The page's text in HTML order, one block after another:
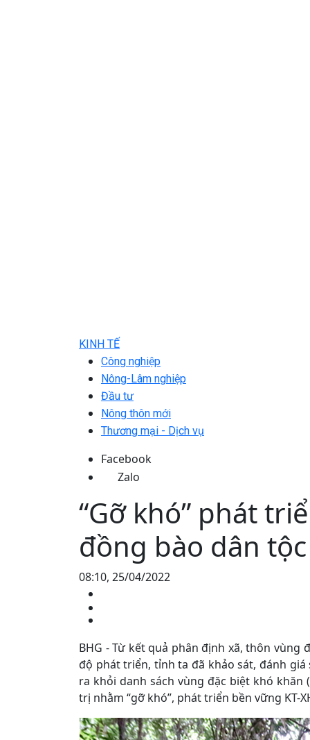
KINH TẾ
Công nghiệp
Nông-Lâm nghiệp
Đầu tư
Nông thôn mới
Thương mại - Dịch vụ
Facebook
Zalo
“Gỡ khó” phát
đồng bào dân
08:10, 25/04/2022
BHG - Từ kết quả phân định xã, thôn vùng
độ phát triển, tỉnh ta đã khảo sát, đánh
ra khỏi danh sách vùng đặc biệt khó khăn
trị nhằm “gỡ khó”, phát triển bền vững KT-